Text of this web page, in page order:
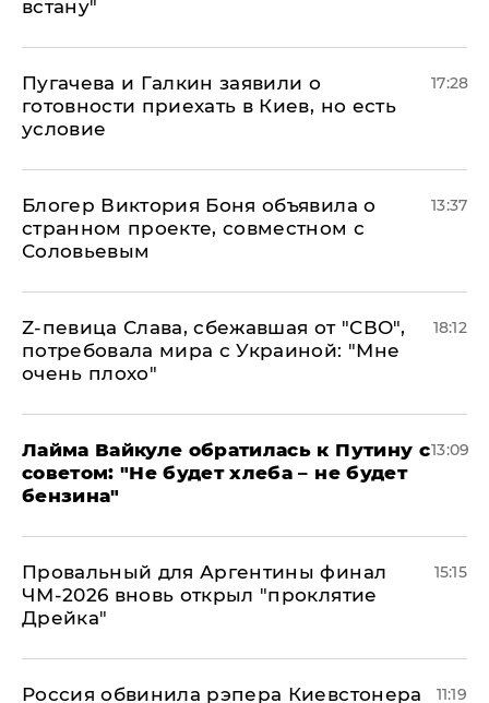
встану"
Пугачева и Галкин заявили о
готовности приехать в Киев, но есть
условие
17:28
Блогер Виктория Боня объявила о
странном проекте, совместном с
Соловьевым
13:37
Z-певица Слава, сбежавшая от "СВО",
потребовала мира с Украиной: "Мне
очень плохо"
18:12
Лайма Вайкуле обратилась к Путину с
советом: "Не будет хлеба – не будет
бензина"
13:09
Провальный для Аргентины финал
ЧМ-2026 вновь открыл "проклятие
Дрейка"
15:15
Россия обвинила рэпера Киевстонера
11:19